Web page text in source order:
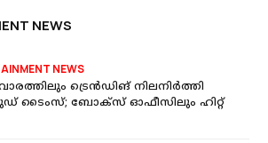
NEWS
NEWS
ട്രെന്‍ഡിങ് നിലനിര്‍ത്തി
ടൈംസ്; ബോക്‌സ് ഓഫീസിലും ഹിറ്റ്